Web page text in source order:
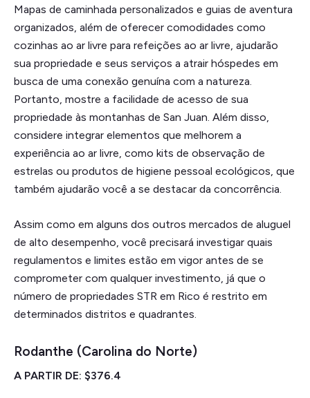
Mapas de caminhada personalizados e guias de aventura
organizados, além de oferecer comodidades como
cozinhas ao ar livre para refeições ao ar livre, ajudarão
sua propriedade e seus serviços a atrair hóspedes em
busca de uma conexão genuína com a natureza.
Portanto, mostre a facilidade de acesso de sua
propriedade às montanhas de San Juan. Além disso,
considere integrar elementos que melhorem a
experiência ao ar livre, como kits de observação de
estrelas ou produtos de higiene pessoal ecológicos, que
também ajudarão você a se destacar da concorrência.
Assim como em alguns dos outros mercados de aluguel
de alto desempenho, você precisará investigar quais
regulamentos e limites estão em vigor antes de se
comprometer com qualquer investimento, já que o
número de propriedades STR em Rico é restrito em
determinados distritos e quadrantes.
Rodanthe (Carolina do Norte)
A PARTIR DE: $376.4